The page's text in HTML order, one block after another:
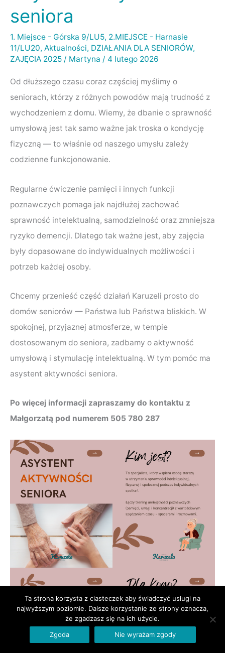
seniora
1. Miejsce - Górska 9/LU5, 2.MIEJSCE - Harnasie
11/LU20, Aktualności, DZIAŁANIA DLA SENIORÓW,
ZAJĘCIA 2025 / Martyna / 4 lutego 2026
Od dłuższego czasu coraz częściej myślimy o
seniorach, którzy z różnych powodów mają trudność z
wychodzeniem z domu. Wiemy, że dbanie o sprawność
umysłową jest tak samo ważne jak troska o kondycję
fizyczną — to właśnie od naszego umysłu zależy
codzienne funkcjonowanie.
Regularne ćwiczenie pamięci i innych funkcji
poznawczych pomaga jak najdłużej zachować
sprawność intelektualną, samodzielność oraz zmniejsza
ryzyko demencji. Dlatego tak ważne jest, aby zajęcia
były dopasowane do indywidualnych możliwości i
potrzeb każdej osoby.
Chcemy przenieść część działań Karuzeli prosto do
domów seniorów — Państwa lub Państwa bliskich. W
spokojnej, przyjaznej atmosferze, w tempie
dostosowanym do seniora, zadbamy o aktywność
umysłową i stymulację intelektualną. W tym pomóc ma
asystent aktywności seniora.
Po więcej informacji zapraszamy do kontaktu z
Małgorzatą pod numerem 505 780 287
aktywności
seniora
Ta strona korzysta z ciasteczek aby świadczyć usługi na
najwyższym poziomie. Dalsze korzystanie ze strony oznacza,
że zgadzasz się na ich użycie.
Zgoda
Nie wyrażam zgody